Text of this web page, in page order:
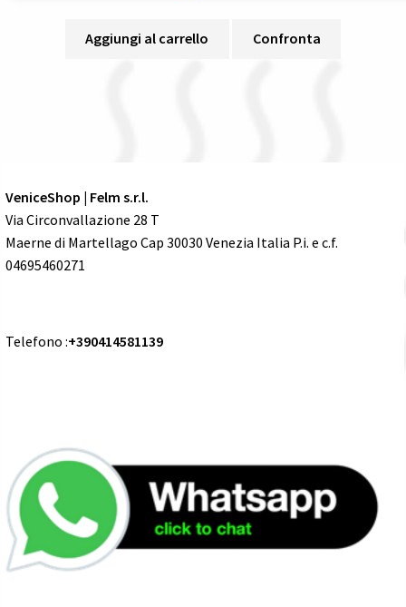
Aggiungi al carrello Confronta
VeniceShop | Felm s.r.l.
Via Circonvallazione 28 T
Maerne di Martellago Cap 30030 Venezia Italia P.i. e c.f.
04695460271
Telefono :+390414581139